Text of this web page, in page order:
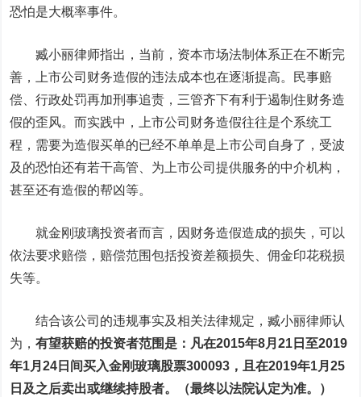
恐怕是大概率事件。
臧小丽律师指出，当前，资本市场法制体系正在不断完
善，上市公司财务造假的违法成本也在逐渐提高。民事赔
偿、行政处罚再加刑事追责，三管齐下有利于遏制住财务造
假的歪风。而实践中，上市公司财务造假往往是个系统工
程，需要为造假买单的已经不单单是上市公司自身了，受波
及的恐怕还有若干高管、为上市公司提供服务的中介机构，
甚至还有造假的帮凶等。
就金刚玻璃投资者而言，因财务造假造成的损失，可以
依法要求赔偿，赔偿范围包括投资差额损失、佣金印花税损
失等。
结合该公司的违规事实及相关法律规定，臧小丽律师认
为，有望获赔的投资者范围是：凡在2015年8月21日至2019
年1月24日间买入金刚玻璃股票300093，且在2019年1月25
日及之后卖出或继续持股者。（最终以法院认定为准。）